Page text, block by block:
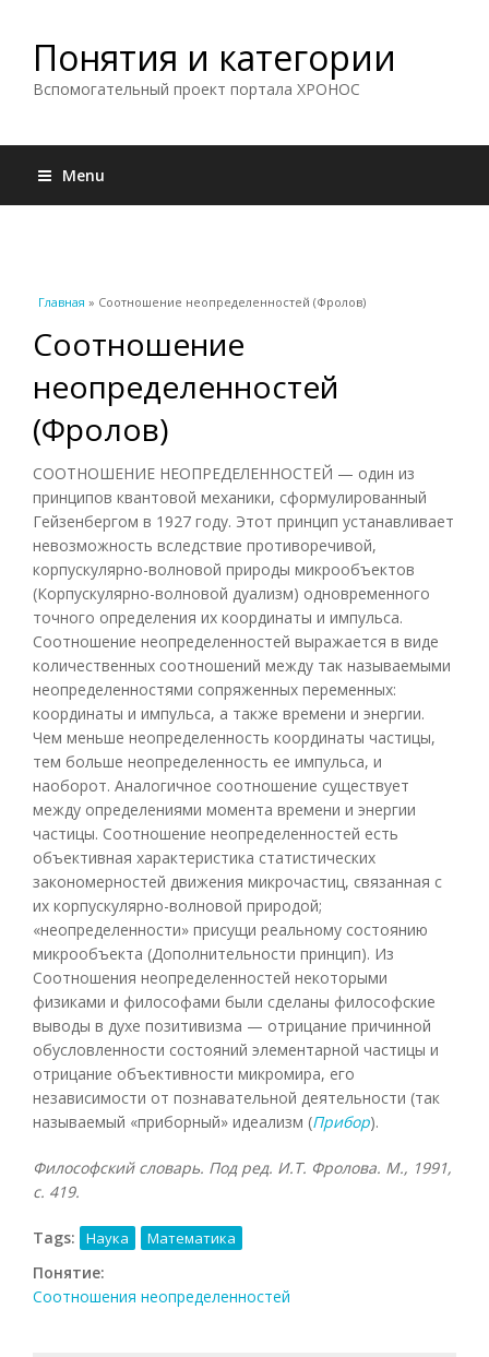
Понятия и категории
Вспомогательный проект портала ХРОНОС
Menu
Вы здесь
Главная » Соотношение неопределенностей (Фролов)
Соотношение
неопределенностей
(Фролов)
СООТНОШЕНИЕ НЕОПРЕДЕЛЕННОСТЕЙ — один из
принципов квантовой механики, сформулированный
Гейзенбергом в 1927 году. Этот принцип устанавливает
невозможность вследствие противоречивой,
корпускулярно-волновой природы микрообъектов
(Корпускулярно-волновой дуализм) одновременного
точного определения их координаты и импульса.
Соотношение неопределенностей выражается в виде
количественных соотношений между так называемыми
неопределенностями сопряженных переменных:
координаты и импульса, а также времени и энергии.
Чем меньше неопределенность координаты частицы,
тем больше неопределенность ее импульса, и
наоборот. Аналогичное соотношение существует
между определениями момента времени и энергии
частицы. Соотношение неопределенностей есть
объективная характеристика статистических
закономерностей движения микрочастиц, связанная с
их корпускулярно-волновой природой;
«неопределенности» присущи реальному состоянию
микрообъекта (Дополнительности принцип). Из
Соотношения неопределенностей некоторыми
физиками и философами были сделаны философские
выводы в духе позитивизма — отрицание причинной
обусловленности состояний элементарной частицы и
отрицание объективности микромира, его
независимости от познавательной деятельности (так
называемый «приборный» идеализм (Прибор).
Философский словарь. Под ред. И.Т. Фролова. М., 1991,
с. 419.
Tags: Наука Математика
Понятие:
Соотношения неопределенностей